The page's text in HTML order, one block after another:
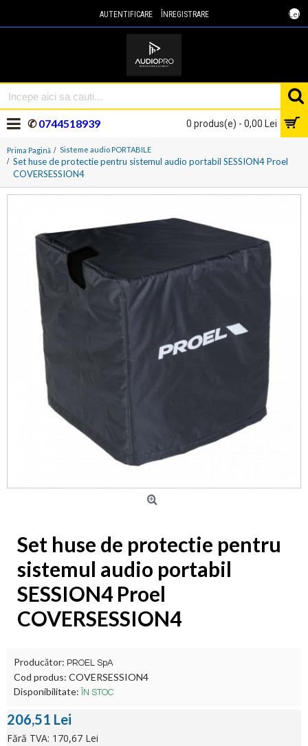
Lei
AUTENTIFICARE ÎNREGISTRARE
0 produs(e) - 0,00 Lei
✆0744518939
Prima Pagină Sisteme audio PORTABILE
Set huse de protectie pentru sistemul audio portabil SESSION4 Proel
COVERSESSION4
Set huse de protectie pentru
sistemul audio portabil
SESSION4 Proel
COVERSESSION4
Producător: PROEL SpA
Cod produs: COVERSESSION4
Disponibilitate:
ÎN STOC
206,51 Lei
Fără TVA: 170,67 Lei